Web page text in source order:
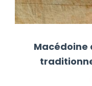
Macédoine